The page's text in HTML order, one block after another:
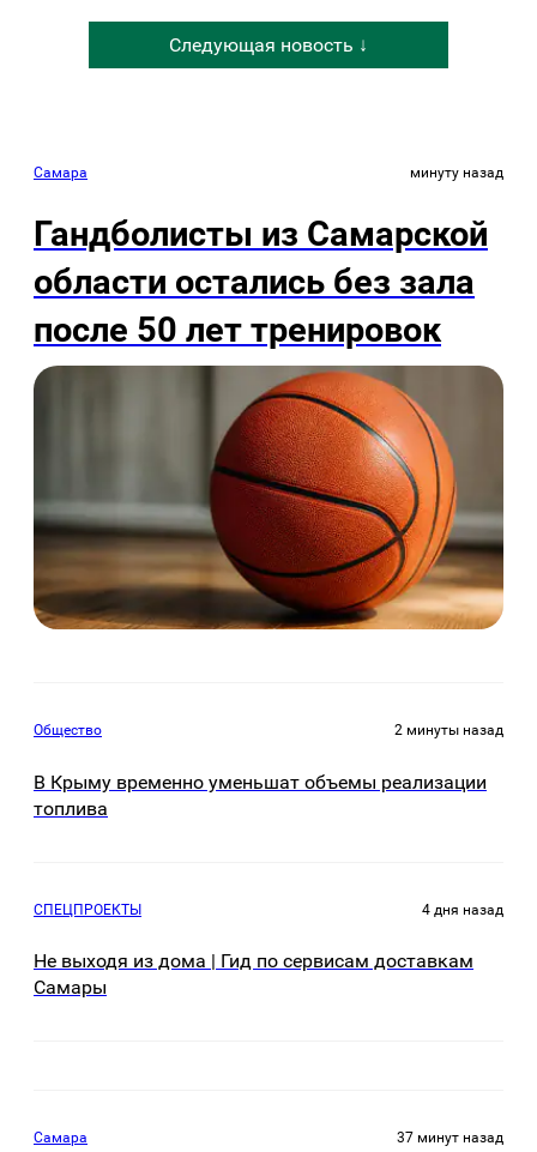
Следующая новость ↓
Самара минуту назад
Гандболисты из Самарской
области остались без зала
после 50 лет тренировок
Общество 2 минуты назад
В Крыму временно уменьшат объемы реализации
топлива
СПЕЦПРОЕКТЫ 4 дня назад
Не выходя из дома | Гид по сервисам доставкам
Самары
Самара 37 минут назад